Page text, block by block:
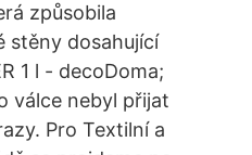
způsobila
stěny dosahující
1 l - decoDoma;
válce nebyl přijat
Pro Textilní a